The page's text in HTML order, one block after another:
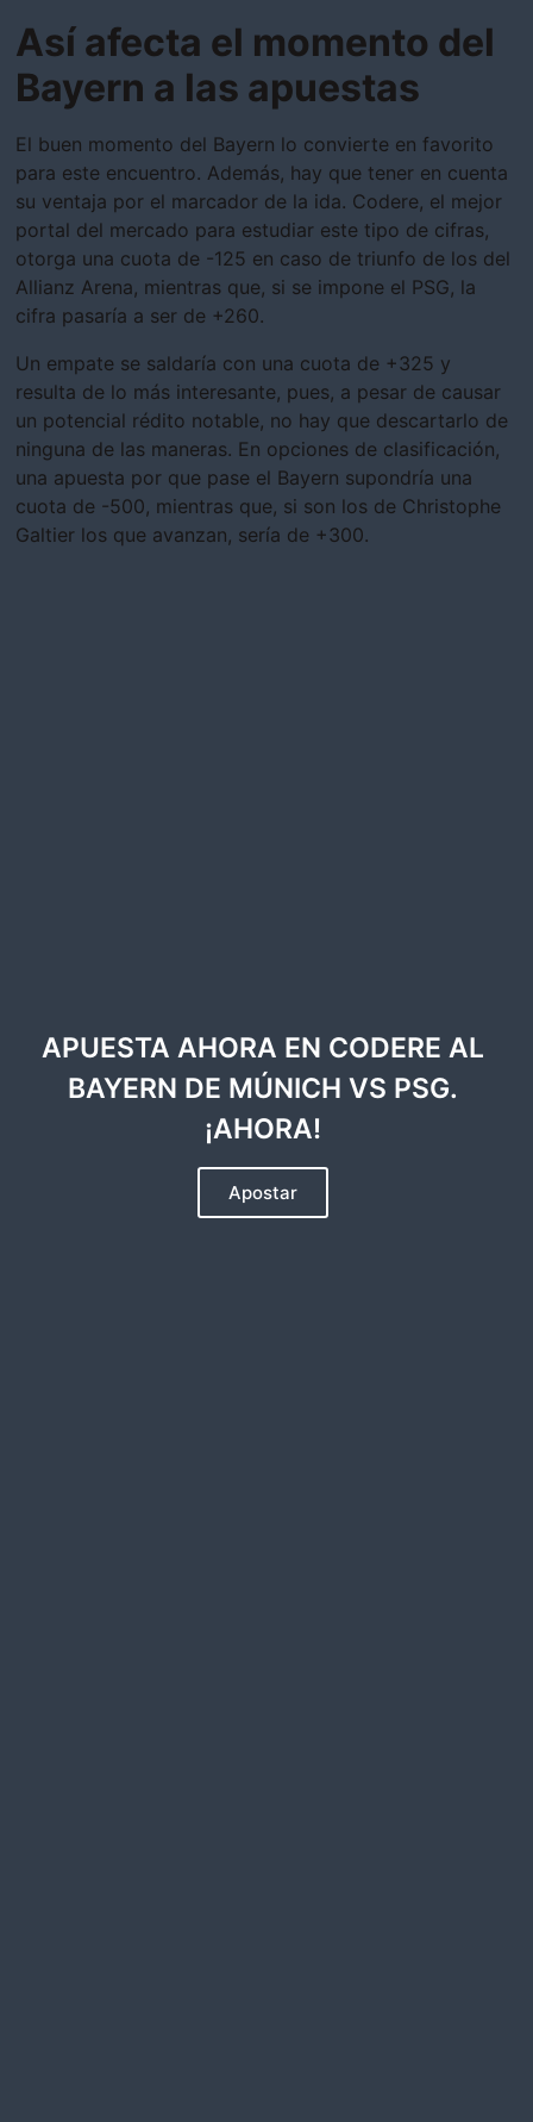
Así afecta el momento del
Bayern a las apuestas
El buen momento del Bayern lo convierte en favorito
para este encuentro. Además, hay que tener en cuenta
su ventaja por el marcador de la ida. Codere, el mejor
portal del mercado para estudiar este tipo de cifras,
otorga una cuota de -125 en caso de triunfo de los del
Allianz Arena, mientras que, si se impone el PSG, la
cifra pasaría a ser de +260.
Un empate se saldaría con una cuota de +325 y
resulta de lo más interesante, pues, a pesar de causar
un potencial rédito notable, no hay que descartarlo de
ninguna de las maneras. En opciones de clasificación,
una apuesta por que pase el Bayern supondría una
cuota de -500, mientras que, si son los de Christophe
Galtier los que avanzan, sería de +300.
APUESTA AHORA EN CODERE AL
BAYERN DE MÚNICH VS PSG.
¡AHORA!
Apostar